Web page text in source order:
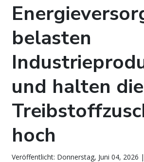
belasten
und halten die
hoch
Veröffentlicht: Donnerstag, Juni 04, 2026